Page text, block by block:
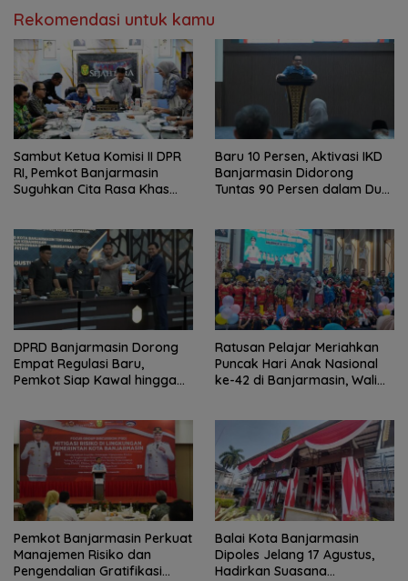
Rekomendasi untuk kamu
Sambut Ketua Komisi II DPR
RI, Pemkot Banjarmasin
Suguhkan Cita Rasa Khas
Baru 10 Persen, Aktivasi IKD
Banjarmasin Didorong
Tuntas 90 Persen dalam Dua
DPRD Banjarmasin Dorong
Empat Regulasi Baru,
Pemkot Siap Kawal hingga
Ratusan Pelajar Meriahkan
Puncak Hari Anak Nasional
ke-42 di Banjarmasin, Wali
Pemkot Banjarmasin Perkuat
Manajemen Risiko dan
Pengendalian Gratifikasi
Balai Kota Banjarmasin
Dipoles Jelang 17 Agustus,
Hadirkan Suasana